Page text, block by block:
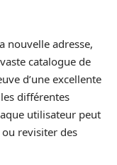
nouvelle adresse,
catalogue de
d’une excellente
différentes
utilisateur peut
revisiter des